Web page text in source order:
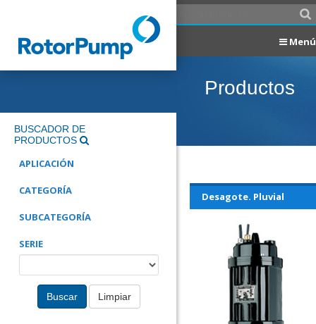
Menú
BUSCADOR DE
PRODUCTOS
APLICACIÓN
CATEGORÍA
SUBCATEGORÍA
SERIE
Buscar Limpiar
Productos
Desagote. Pluvial